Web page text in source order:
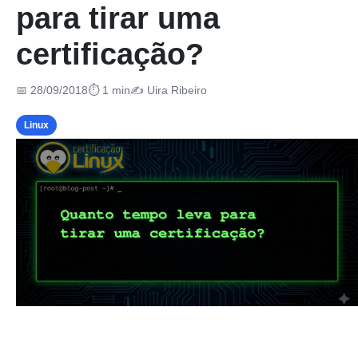
para tirar uma
certificação?
📅 28/09/2018⏱ 1 min✍️ Uira Ribeiro
Linux